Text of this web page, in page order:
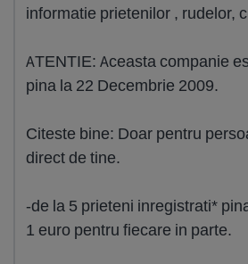
informatie prietenilor , rudelor,
ATENTIE: Aceasta companie
pina la 22 Decembrie 2009.
Citeste bine: Doar pentru
direct de tine.
-de la 5 prieteni inregistrati*
1 euro pentru fiecare in parte.